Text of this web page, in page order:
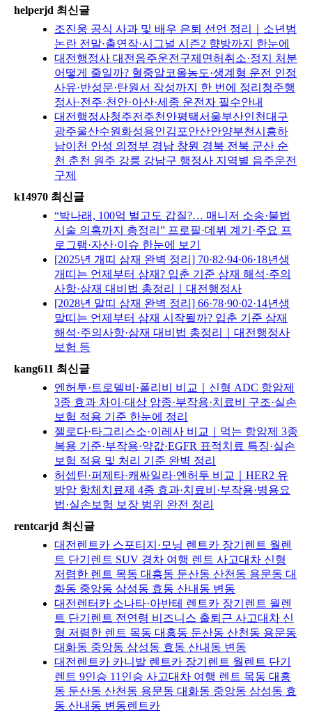
helperjd 최신글
조진웅 공식 사과 및 배우 은퇴 선언 정리｜소년범
논란 전말·출연작·시그널 시즌2 향방까지 한눈에
대전행정사 대전음주운전구제면허취소·정지 처분
어떻게 줄일까? 혈중알코올농도·생계형 운전 인정
사유·반성문·탄원서 작성까지 한 번에 정리청주행
정사·전주·천안·아산·세종 운전자 필수안내
대전행정사청주전주천안평택서울부산인천대구
광주울산수원화성용인김포안산안양부천시흥하
남이천 안성 의정부 경남 창원 경북 전북 군산 순
천 춘천 원주 강릉 강남구 행정사 지역별 음주운전
구제
k14970 최신글
“박나래, 100억 벌고도 갑질?… 매니저 소송·불법
시술 의혹까지 총정리” 프로필·데뷔 계기·주요 프
로그램·자산·이슈 한눈에 보기
[2025년 개띠 삼재 완벽 정리] 70·82·94·06·18년생
개띠는 언제부터 삼재? 입춘 기준 삼재 해석·주의
사항·삼재 대비법 총정리｜대전행정사
[2028년 말띠 삼재 완벽 정리] 66·78·90·02·14년생
말띠는 언제부터 삼재 시작될까? 입춘 기준 삼재
해석·주의사항·삼재 대비법 총정리｜대전행정사
보험 등
kang611 최신글
엔허투·트로델비·폴리비 비교｜신형 ADC 항암제
3종 효과 차이·대상 암종·부작용·치료비 구조·실손
보험 적용 기준 한눈에 정리
젤로다·타그리스소·이레사 비교｜먹는 항암제 3종
복용 기준·부작용·약값·EGFR 표적치료 특징·실손
보험 적용 및 처리 기준 완벽 정리
허셉틴·퍼제타·캐싸일라·엔허투 비교｜HER2 유
방암 항체치료제 4종 효과·치료비·부작용·병용요
법·실손보험 보장 범위 완전 정리
rentcarjd 최신글
대전렌트카 스포티지·모닝 렌트카 장기렌트 월렌
트 단기렌트 SUV 경차 여행 렌트 사고대차 신형
저렴한 렌트 목동 대흥동 둔산동 산천동 용문동 대
화동 중앙동 삼성동 효동 산내동 변동
대전렌터카 소나타·아반테 렌트카 장기렌트 월렌
트 단기렌트 전연령 비즈니스 출퇴근 사고대차 신
형 저렴한 렌트 목동 대흥동 둔산동 산천동 용문동
대화동 중앙동 삼성동 효동 산내동 변동
대전렌트카 카니발 렌트카 장기렌트 월렌트 단기
렌트 9인승 11인승 사고대차 여행 렌트 목동 대흥
동 둔산동 산천동 용문동 대화동 중앙동 삼성동 효
동 산내동 변동렌트카